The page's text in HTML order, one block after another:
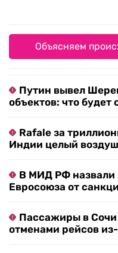
Объясняем
Путин вывел
объектов: что будет
Rafale за
Индии целый
В МИД РФ назвали
Евросоюза от
Пассажиры в Сочи
отменами рейсов